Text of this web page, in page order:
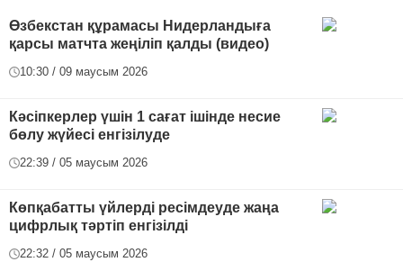
Өзбекстан құрамасы Нидерландыға
қарсы матчта жеңіліп қалды (видео)
10:30 / 09 маусым 2026
Кәсіпкерлер үшін 1 сағат ішінде несие
бөлу жүйесі енгізілуде
22:39 / 05 маусым 2026
Көпқабатты үйлерді ресімдеуде жаңа
цифрлық тәртіп енгізілді
22:32 / 05 маусым 2026